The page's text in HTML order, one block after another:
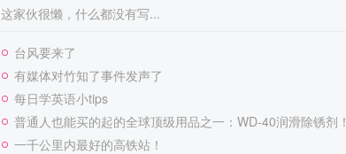
这家伙很懒，什么都没有写...
台风要来了
有媒体对竹知了事件发声了
每日学英语小tips
普通人也能买的起的全球顶级用品之一：WD-40润滑除锈剂！
一千公里内最好的高铁站！